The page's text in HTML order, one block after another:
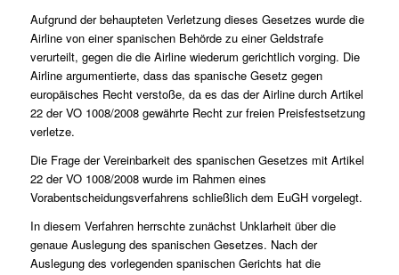
Aufgrund der behaupteten Verletzung dieses Gesetzes wurde die
Airline von einer spanischen Behörde zu einer Geldstrafe
verurteilt, gegen die die Airline wiederum gerichtlich vorging. Die
Airline argumentierte, dass das spanische Gesetz gegen
europäisches Recht verstoße, da es das der Airline durch Artikel
22 der VO 1008/2008 gewährte Recht zur freien Preisfestsetzung
verletze.
Die Frage der Vereinbarkeit des spanischen Gesetzes mit Artikel
22 der VO 1008/2008 wurde im Rahmen eines
Vorabentscheidungsverfahrens schließlich dem EuGH vorgelegt.
In diesem Verfahren herrschte zunächst Unklarheit über die
genaue Auslegung des spanischen Gesetzes. Nach der
Auslegung des vorlegenden spanischen Gerichts hat die